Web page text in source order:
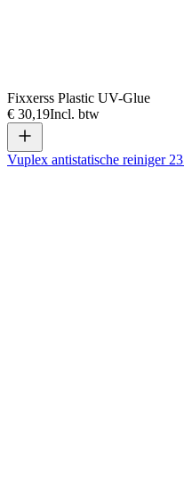
Fixxerss Plastic UV-Glue
€ 30,19Incl. btw
Vuplex antistatische reiniger